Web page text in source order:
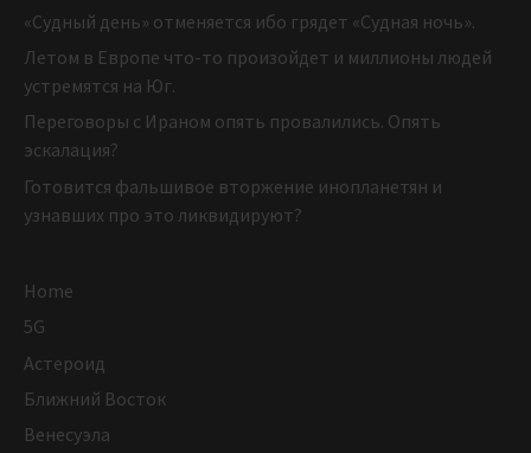
«Судный день» отменяется ибо грядет «Судная ночь».
Летом в Европе что-то произойдет и миллионы людей
устремятся на Юг.
Переговоры с Ираном опять провалились. Опять
эскалация?
Готовится фальшивое вторжение инопланетян и
узнавших про это ликвидируют?
Home
5G
Астероид
Ближний Восток
Венесуэла